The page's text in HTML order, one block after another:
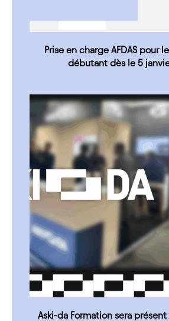
Prise en charge AFDAS pour
débutant dès le 5
Aski-da Formation sera présent